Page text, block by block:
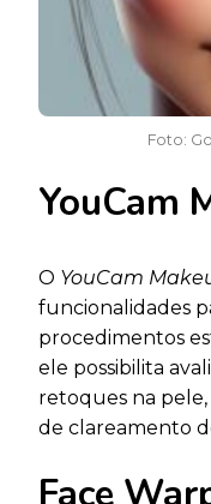
Foto:
YouCam
O YouCam
funcionalidades
procedimentos
ele possibilita
retoques na
de clareamento